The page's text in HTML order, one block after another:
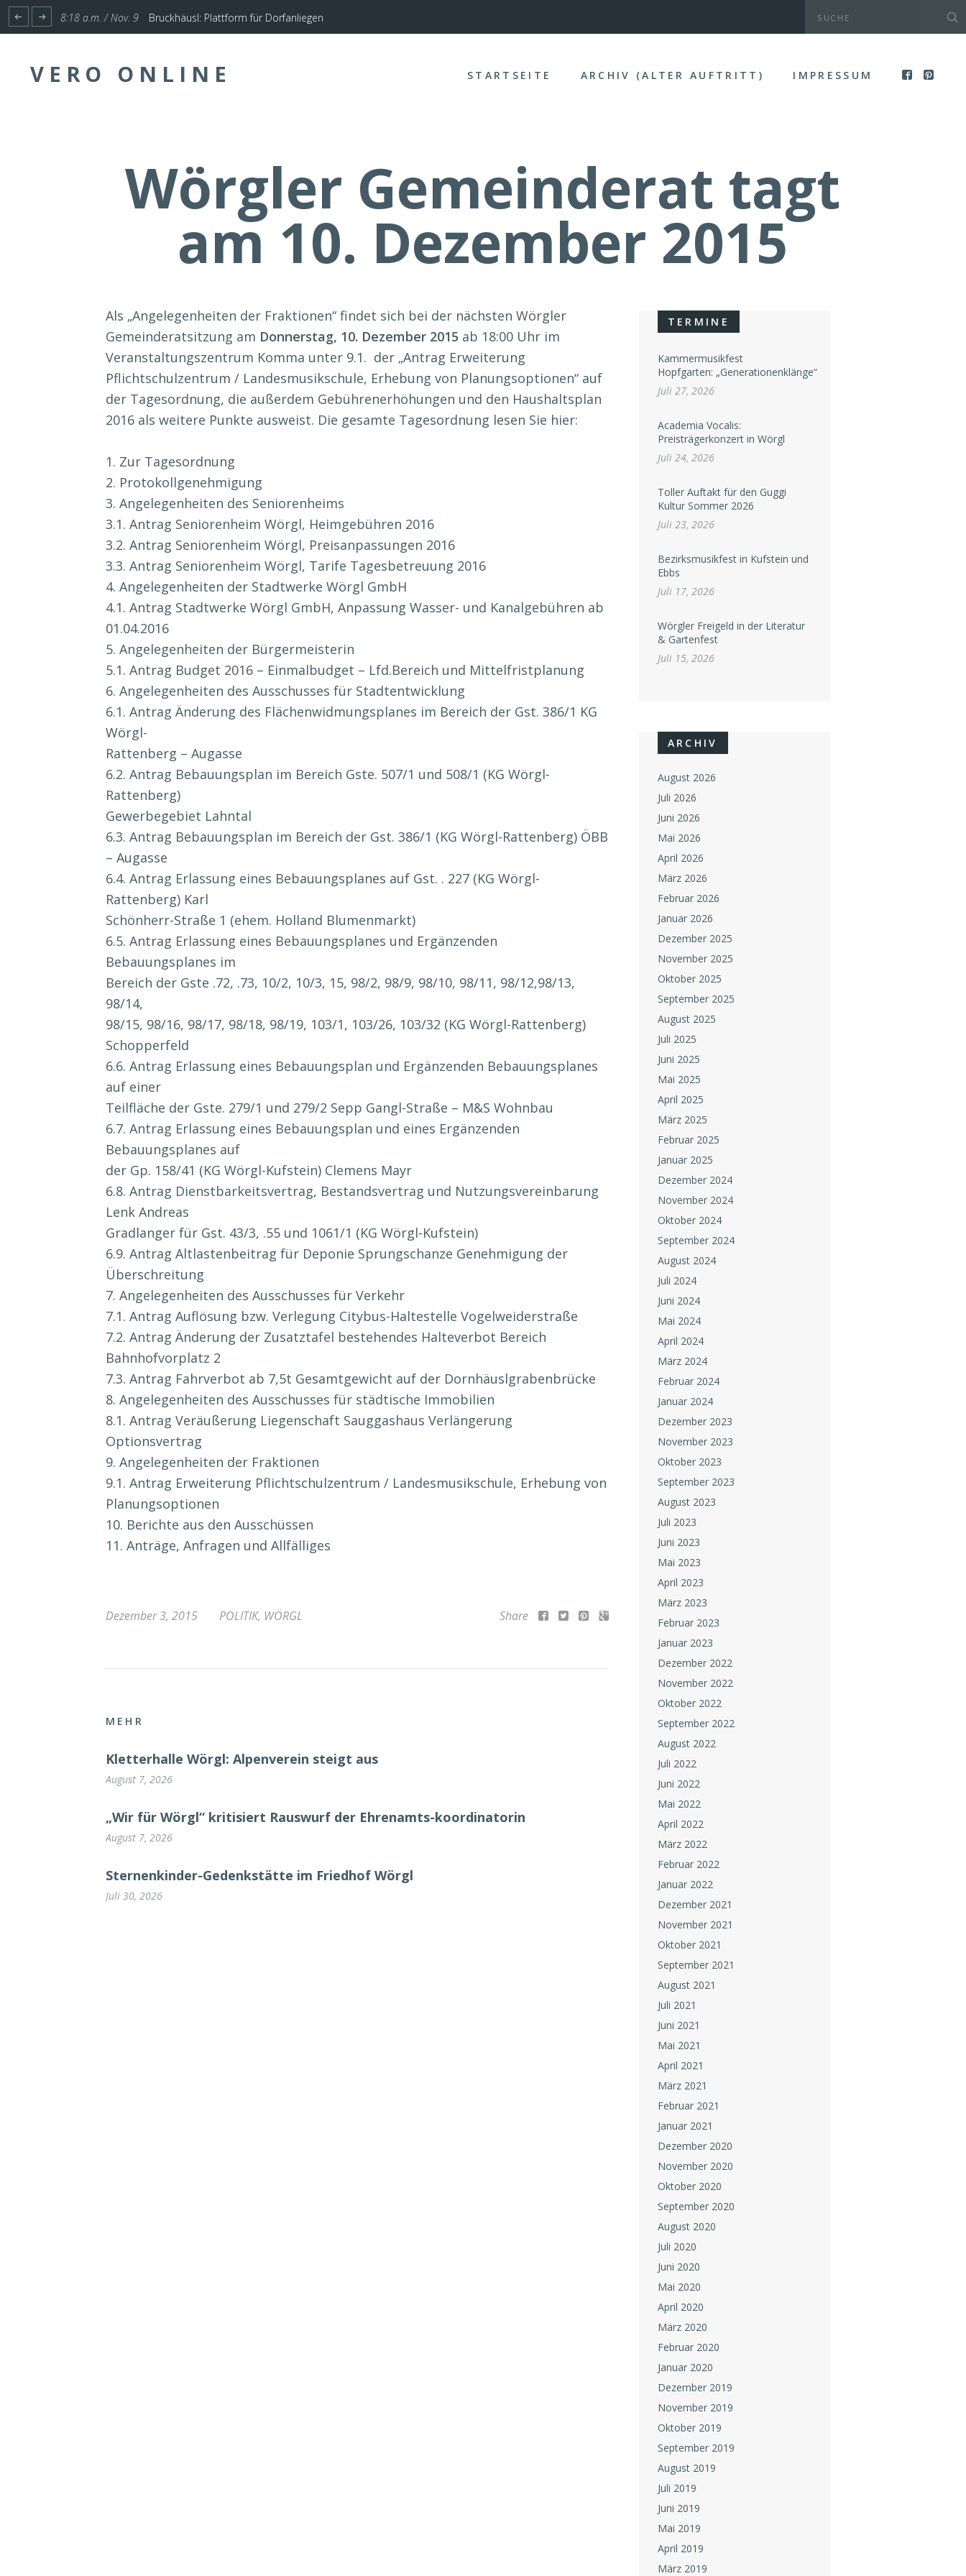
1:17 p.m. / Nov. 4 Start für Planung Hochwasserschutz Unterinntal
VERO ONLINE STARTSEITE ARCHIV (ALTER AUFTRITT) IMPRESSUM
Wörgler Gemeinderat tagt
am 10. Dezember 2015
Als „Angelegenheiten der Fraktionen“ findet sich bei der nächsten Wörgler
Gemeinderatsitzung am Donnerstag, 10. Dezember 2015 ab 18:00 Uhr im
Veranstaltungszentrum Komma unter 9.1. der „Antrag Erweiterung
Pflichtschulzentrum / Landesmusikschule, Erhebung von Planungsoptionen“ auf
der Tagesordnung, die außerdem Gebührenerhöhungen und den Haushaltsplan
2016 als weitere Punkte ausweist. Die gesamte Tagesordnung lesen Sie hier:
1. Zur Tagesordnung
2. Protokollgenehmigung
3. Angelegenheiten des Seniorenheims
3.1. Antrag Seniorenheim Wörgl, Heimgebühren 2016
3.2. Antrag Seniorenheim Wörgl, Preisanpassungen 2016
3.3. Antrag Seniorenheim Wörgl, Tarife Tagesbetreuung 2016
4. Angelegenheiten der Stadtwerke Wörgl GmbH
4.1. Antrag Stadtwerke Wörgl GmbH, Anpassung Wasser- und Kanalgebühren ab
01.04.2016
5. Angelegenheiten der Bürgermeisterin
5.1. Antrag Budget 2016 – Einmalbudget – Lfd.Bereich und Mittelfristplanung
6. Angelegenheiten des Ausschusses für Stadtentwicklung
6.1. Antrag Änderung des Flächenwidmungsplanes im Bereich der Gst. 386/1 KG
Wörgl-
Rattenberg – Augasse
6.2. Antrag Bebauungsplan im Bereich Gste. 507/1 und 508/1 (KG Wörgl-
Rattenberg)
Gewerbegebiet Lahntal
6.3. Antrag Bebauungsplan im Bereich der Gst. 386/1 (KG Wörgl-Rattenberg) ÖBB
– Augasse
6.4. Antrag Erlassung eines Bebauungsplanes auf Gst. . 227 (KG Wörgl-
Rattenberg) Karl
Schönherr-Straße 1 (ehem. Holland Blumenmarkt)
6.5. Antrag Erlassung eines Bebauungsplanes und Ergänzenden
Bebauungsplanes im
Bereich der Gste .72, .73, 10/2, 10/3, 15, 98/2, 98/9, 98/10, 98/11, 98/12,98/13,
98/14,
98/15, 98/16, 98/17, 98/18, 98/19, 103/1, 103/26, 103/32 (KG Wörgl-Rattenberg)
Schopperfeld
6.6. Antrag Erlassung eines Bebauungsplan und Ergänzenden Bebauungsplanes
auf einer
Teilfläche der Gste. 279/1 und 279/2 Sepp Gangl-Straße – M&S Wohnbau
6.7. Antrag Erlassung eines Bebauungsplan und eines Ergänzenden
Bebauungsplanes auf
der Gp. 158/41 (KG Wörgl-Kufstein) Clemens Mayr
6.8. Antrag Dienstbarkeitsvertrag, Bestandsvertrag und Nutzungsvereinbarung
Lenk Andreas
Gradlanger für Gst. 43/3, .55 und 1061/1 (KG Wörgl-Kufstein)
6.9. Antrag Altlastenbeitrag für Deponie Sprungschanze Genehmigung der
Überschreitung
7. Angelegenheiten des Ausschusses für Verkehr
7.1. Antrag Auflösung bzw. Verlegung Citybus-Haltestelle Vogelweiderstraße
7.2. Antrag Änderung der Zusatztafel bestehendes Halteverbot Bereich
Bahnhofvorplatz 2
7.3. Antrag Fahrverbot ab 7,5t Gesamtgewicht auf der Dornhäuslgrabenbrücke
8. Angelegenheiten des Ausschusses für städtische Immobilien
8.1. Antrag Veräußerung Liegenschaft Sauggashaus Verlängerung
Optionsvertrag
9. Angelegenheiten der Fraktionen
9.1. Antrag Erweiterung Pflichtschulzentrum / Landesmusikschule, Erhebung von
Planungsoptionen
10. Berichte aus den Ausschüssen
11. Anträge, Anfragen und Allfälliges
Dezember 3, 2015 POLITIK, WÖRGL Share
MEHR
Kletterhalle Wörgl: Alpenverein steigt aus
August 7, 2026
„Wir für Wörgl“ kritisiert Rauswurf der Ehrenamts-koordinatorin
August 7, 2026
Sternenkinder-Gedenkstätte im Friedhof Wörgl
Juli 30, 2026
TERMINE
Kammermusikfest
Hopfgarten: „Generationenklänge“
Juli 27, 2026
Academia Vocalis:
Preisträgerkonzert in Wörgl
Juli 24, 2026
Toller Auftakt für den Guggi
Kultur Sommer 2026
Juli 23, 2026
Bezirksmusikfest in Kufstein und
Ebbs
Juli 17, 2026
Wörgler Freigeld in der Literatur
& Gartenfest
Juli 15, 2026
ARCHIV
August 2026
Juli 2026
Juni 2026
Mai 2026
April 2026
März 2026
Februar 2026
Januar 2026
Dezember 2025
November 2025
Oktober 2025
September 2025
August 2025
Juli 2025
Juni 2025
Mai 2025
April 2025
März 2025
Februar 2025
Januar 2025
Dezember 2024
November 2024
Oktober 2024
September 2024
August 2024
Juli 2024
Juni 2024
Mai 2024
April 2024
März 2024
Februar 2024
Januar 2024
Dezember 2023
November 2023
Oktober 2023
September 2023
August 2023
Juli 2023
Juni 2023
Mai 2023
April 2023
März 2023
Februar 2023
Januar 2023
Dezember 2022
November 2022
Oktober 2022
September 2022
August 2022
Juli 2022
Juni 2022
Mai 2022
April 2022
März 2022
Februar 2022
Januar 2022
Dezember 2021
November 2021
Oktober 2021
September 2021
August 2021
Juli 2021
Juni 2021
Mai 2021
April 2021
März 2021
Februar 2021
Januar 2021
Dezember 2020
November 2020
Oktober 2020
September 2020
August 2020
Juli 2020
Juni 2020
Mai 2020
April 2020
März 2020
Februar 2020
Januar 2020
Dezember 2019
November 2019
Oktober 2019
September 2019
August 2019
Juli 2019
Juni 2019
Mai 2019
April 2019
März 2019